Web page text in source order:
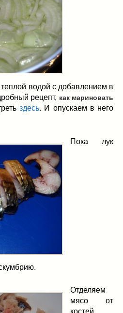
водой с добавлением в
рецепт, как мариновать
здесь. И опускаем в него
Пока лук
Отделяем
мясо от